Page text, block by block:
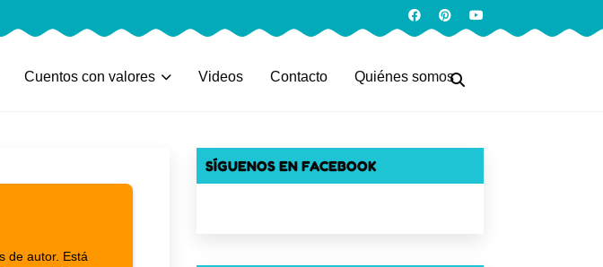
Cuentos con valores Videos Contacto Quiénes somos
de autor. Está
SÍGUENOS EN FACEBOOK